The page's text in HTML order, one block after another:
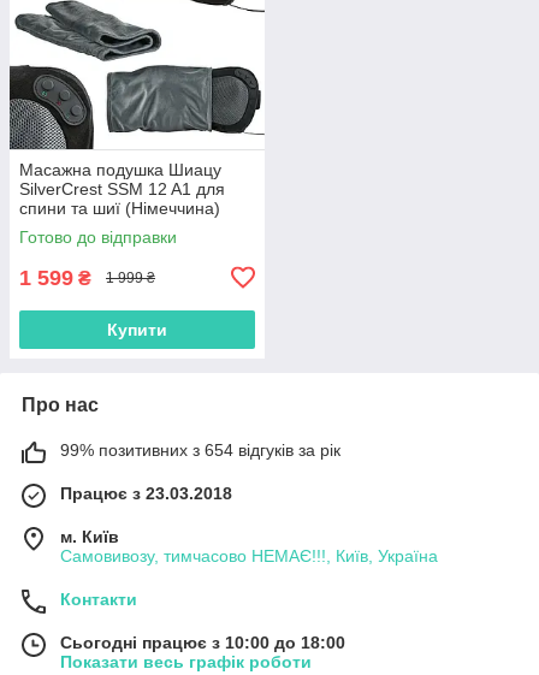
Масажна подушка Шиацу
SilverCrest SSM 12 A1 для
спини та шиї (Німеччина)
Готово до відправки
1 599 ₴ 1 999 ₴
Купити
Про нас
99% позитивних з 654 відгуків за рік
Працює з 23.03.2018
м. Київ
Самовивозу, тимчасово НЕМАЄ!!!, Київ, Україна
Контакти
Сьогодні працює з 10:00 до 18:00
Показати весь графік роботи